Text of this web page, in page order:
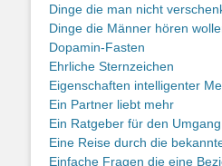
Dinge die man nicht
Dinge die Männer hören
Dopamin-Fasten
Ehrliche Sternzeichen
Eigenschaften intelligenter
Ein Partner liebt mehr
Ein Ratgeber für den
Eine Reise durch die
Einfache Fragen die eine